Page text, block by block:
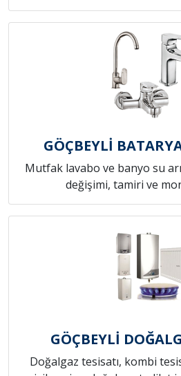
GÖÇBEYLİ
Mutfak lavabo ve banyo su
değişimi, tamiri ve
GÖÇBEYLİ
Doğalgaz tesisatı, kombi